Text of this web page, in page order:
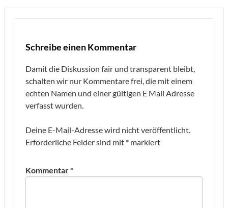
Schreibe einen Kommentar
Damit die Diskussion fair und transparent bleibt,
schalten wir nur Kommentare frei, die mit einem
echten Namen und einer gültigen E Mail Adresse
verfasst wurden.
Deine E-Mail-Adresse wird nicht veröffentlicht.
Erforderliche Felder sind mit * markiert
Kommentar*